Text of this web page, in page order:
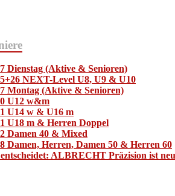
Dienstag (Aktive & Senioren)
NEXT-Level U8, U9 & U10
Montag (Aktive & Senioren)
U12 w&m
U14 w & U16 m
U18 m & Herren Doppel
Damen 40 & Mixed
Damen, Herren, Damen 50 & Herren 60
ALBRECHT Präzision ist